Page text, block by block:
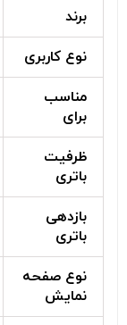
برند
نوع کاربری
مناسب
برای
ظرفیت
باتری
بازدهی
باتری
نوع صفحه
نمایش